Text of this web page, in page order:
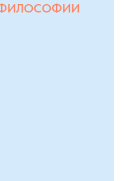
ФИЛОСОФИИ